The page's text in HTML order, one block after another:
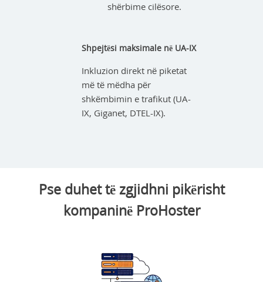
shërbime cilësore.
Shpejtësi maksimale në UA-IX
Inkluzion direkt në piketat
më të mëdha për
shkëmbimin e trafikut (UA-
IX, Giganet, DTEL-IX).
Pse duhet të zgjidhni pikërisht
kompaninë ProHoster